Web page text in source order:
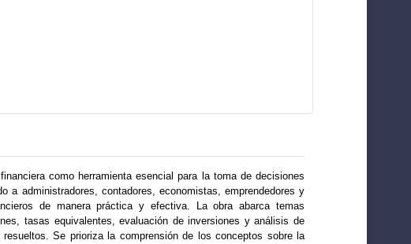
como herramienta esencial para la toma de decisiones
a administradores, contadores, economistas, emprendedores y
de manera práctica y efectiva. La obra abarca temas
tasas equivalentes, evaluación de inversiones y análisis de
Se prioriza la comprensión de los conceptos sobre la